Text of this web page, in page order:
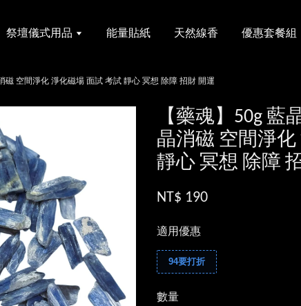
祭壇儀式用品 能量貼紙 天然線香 優惠套餐組
磁 空間淨化 淨化磁場 面試 考試 靜心 冥想 除障 招財 開運
【藥魂】50g 藍
晶消磁 空間淨
靜心 冥想 除障
NT$ 190
適用優惠
94要打折
數量